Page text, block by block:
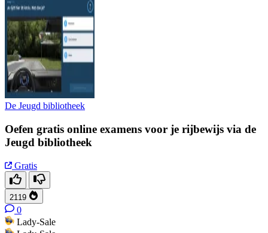
De Jeugd bibliotheek
Oefen gratis online examens voor je rijbewijs via de
Jeugd bibliotheek
Gratis
2119
0
Lady-Sale